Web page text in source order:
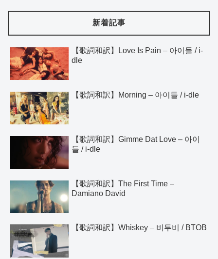
新着記事
【歌詞和訳】Love Is Pain – 아이들 / i-
dle
【歌詞和訳】Morning – 아이들 / i-dle
【歌詞和訳】Gimme Dat Love – 아이
들 / i-dle
【歌詞和訳】The First Time –
Damiano David
【歌詞和訳】Whiskey – 비투비 / BTOB